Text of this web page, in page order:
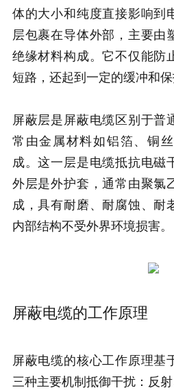
体的大小和纯度直接影响到
层包裹在导体外部，主要由
绝缘材料构成。它不仅能防
短路，还起到一定的缓冲和保
屏蔽层是屏蔽电缆区别于普
常由金属材料如铝箔、铜
成。这一层是电缆抵抗电磁
外层是外护套，通常由聚氯
成，具有耐磨、耐腐蚀、耐
内部结构不受外界环境损害。
屏蔽电缆的工作原理
屏蔽电缆的核心工作原理基
三种主要机制抵御干扰：反射